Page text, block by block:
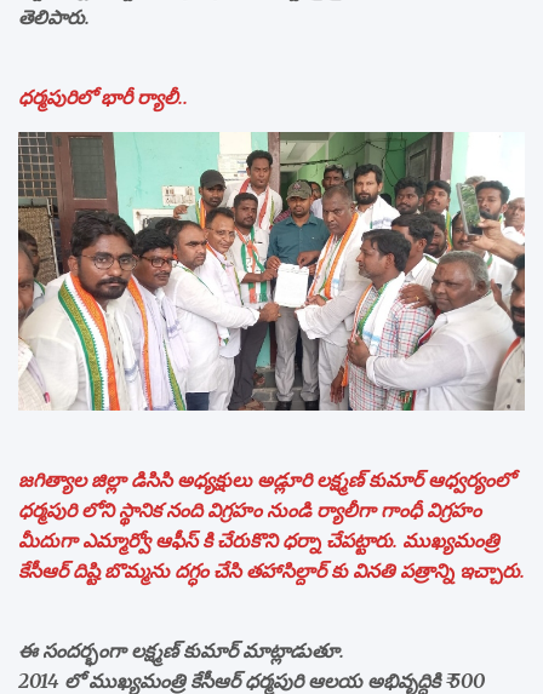
తెలిపారు.
ధర్మపురిలో భారీ ర్యాలీ..
జగిత్యాల జిల్లా డిసిసి అధ్యక్షులు అడ్లూరి లక్ష్మణ్ కుమార్ ఆధ్వర్యంలో
ధర్మపురి లోని స్థానిక నంది విగ్రహం నుండి ర్యాలీగా గాంధీ విగ్రహం
మీదుగా ఎమ్మార్వో ఆఫీస్ కి చేరుకొని ధర్నా చేపట్టారు. ముఖ్యమంత్రి
కేసీఆర్ దిష్టి బొమ్మను దగ్ధం చేసి తహాసిల్దార్ కు వినతి పత్రాన్ని ఇచ్చారు.
ఈ సందర్భంగా లక్ష్మణ్ కుమార్ మాట్లాడుతూ.
2014 లో ముఖ్యమంత్రి కేసీఆర్ ధర్మపురి ఆలయ అభివృద్ధికి ₹ 500